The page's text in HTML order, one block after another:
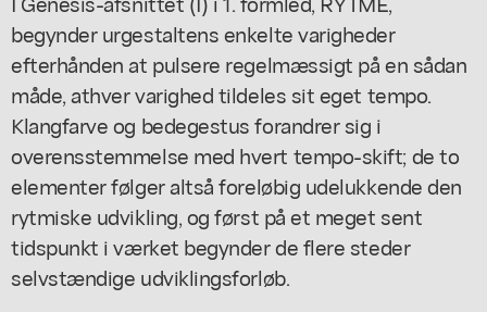
begynder urgestaltens enkelte varigheder
efterhånden at pulsere regelmæssigt på en sådan
måde, athver varighed tildeles sit eget tempo.
Klangfarve og bedegestus forandrer sig i
overensstemmelse med hvert tempo-skift; de to
elementer følger altså foreløbig udelukkende den
rytmiske udvikling, og først på et meget sent
tidspunkt i værket begynder de flere steder
selvstændige udviklingsforløb.